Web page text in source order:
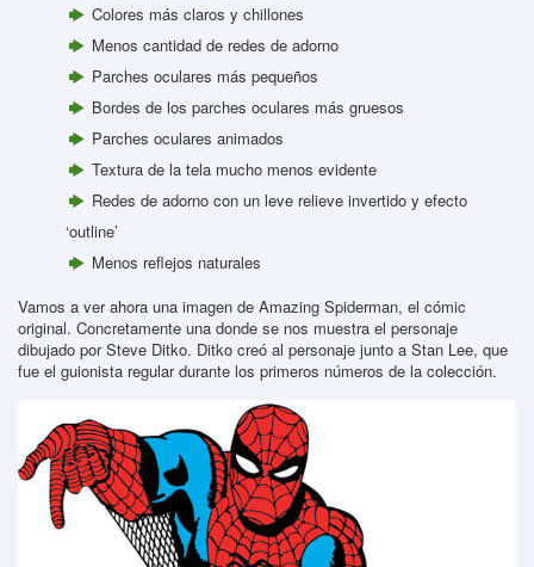
Colores más claros y chillones
Menos cantidad de redes de adorno
Parches oculares más pequeños
Bordes de los parches oculares más gruesos
Parches oculares animados
Textura de la tela mucho menos evidente
Redes de adorno con un leve relieve invertido y efecto
‘outline’
Menos reflejos naturales
Vamos a ver ahora una imagen de Amazing Spiderman, el cómic
original. Concretamente una donde se nos muestra el personaje
dibujado por Steve Ditko. Ditko creó al personaje junto a Stan Lee, que
fue el guionista regular durante los primeros números de la colección.